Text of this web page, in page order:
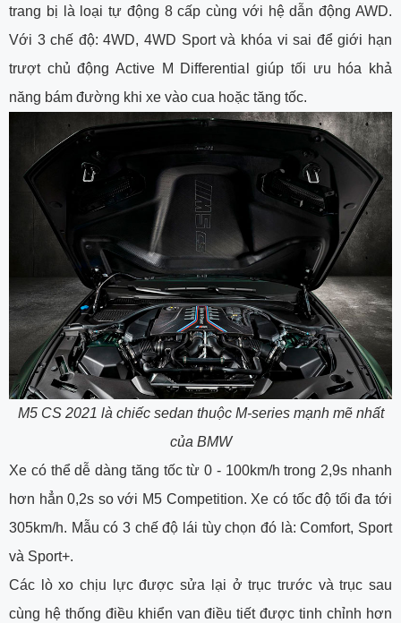
trang bị là loại tự động 8 cấp cùng với hệ dẫn động AWD.
Với 3 chế độ: 4WD, 4WD Sport và khóa vi sai để giới hạn
trượt chủ động Active M Differential giúp tối ưu hóa khả
năng bám đường khi xe vào cua hoặc tăng tốc.
M5 CS 2021 là chiếc sedan thuộc M-series mạnh mẽ nhất
của BMW
Xe có thể dễ dàng tăng tốc từ 0 - 100km/h trong 2,9s nhanh
hơn hẳn 0,2s so với M5 Competition. Xe có tốc độ tối đa tới
305km/h. Mẫu có 3 chế độ lái tùy chọn đó là: Comfort, Sport
và Sport+.
Các lò xo chịu lực được sửa lại ở trục trước và trục sau
cùng hệ thống điều khiển van điều tiết được tinh chỉnh hơn